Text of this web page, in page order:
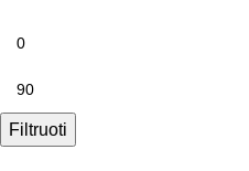
Filtruoti